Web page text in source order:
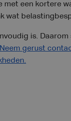
met een kortere
wat
is.
Neem gerust